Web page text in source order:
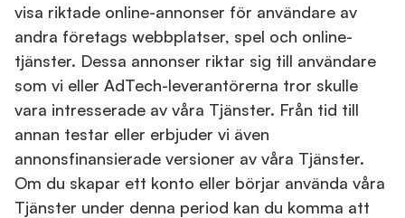
visa riktade online-annonser för användare av
andra företags webbplatser, spel och online-
tjänster. Dessa annonser riktar sig till användare
som vi eller AdTech-leverantörerna tror skulle
vara intresserade av våra Tjänster. Från tid till
annan testar eller erbjuder vi även
annonsfinansierade versioner av våra Tjänster.
Om du skapar ett konto eller börjar använda våra
Tjänster under denna period kan du komma att